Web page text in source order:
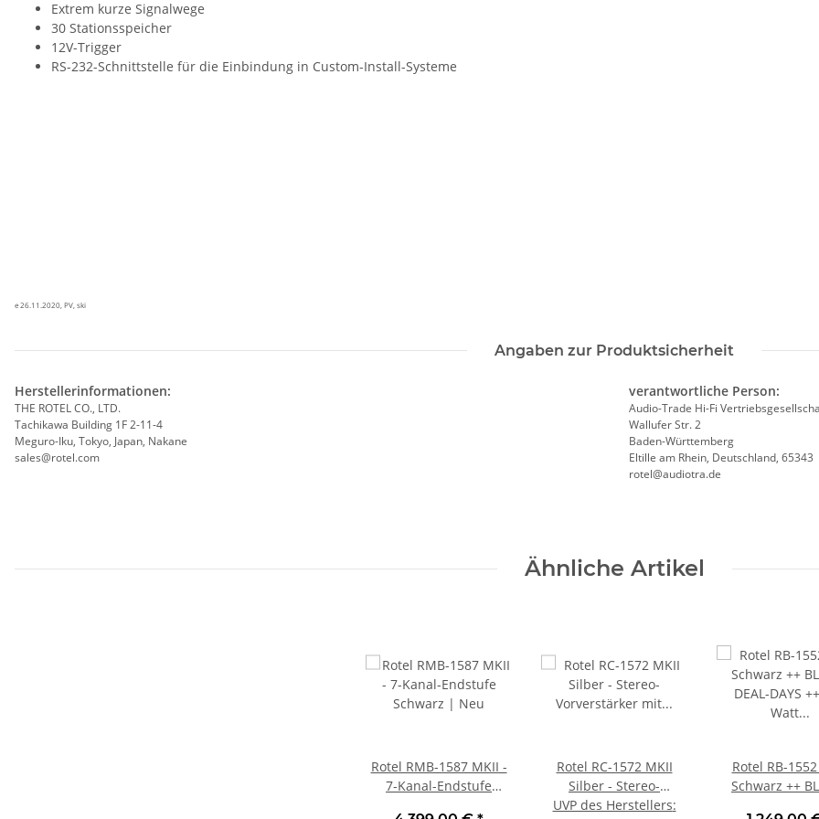
Extrem kurze Signalwege
30 Stationsspeicher
12V-Trigger
RS-232-Schnittstelle für die Einbindung in Custom-Install-Systeme
e 26.11.2020, PV, ski
Angaben zur Produktsicherheit
Herstellerinformationen:
THE ROTEL CO., LTD.
Tachikawa Building 1F 2-11-4
Meguro-Iku, Tokyo, Japan, Nakane
sales@rotel.com
verantwortliche Person:
Audio-Trade Hi-Fi
Wallufer Str. 2
Baden-Württemberg
Eltille am Rhein, Deutschland, 65343
rotel@audiotra.de
Ähnliche Artikel
Rotel RMB-1587 MKII -
7-Kanal-Endstufe
Rotel RC-1572 MKII
Silber - Stereo-
Vorverstärker mit DAC
UVP des Herstellers:
Rotel RB-
Schwarz ++